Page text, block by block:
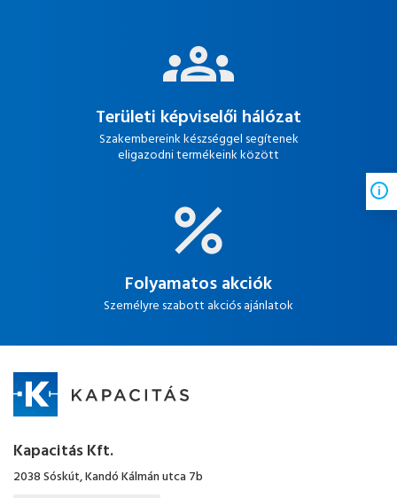
Területi képviselői hálózat
Szakembereink készséggel segítenek
eligazodni termékeink között
Folyamatos akciók
Személyre szabott akciós ajánlatok
Kapacitás Kft.
2038 Sóskút, Kandó Kálmán utca 7b